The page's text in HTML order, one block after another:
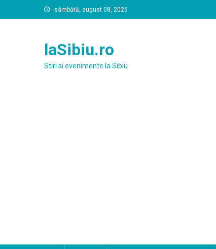
to
sâmbătă, august 08, 2026
laSibiu.ro
Stiri si evenimente la Sibiu